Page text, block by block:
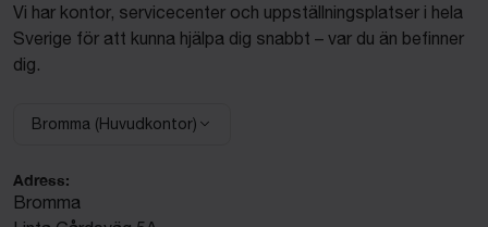
Vi har kontor, servicecenter och uppställningsplatser i hela
Sverige för att kunna hjälpa dig snabbt – var du än befinner
dig.
Välj anläggning:
Bromma (Huvudkontor)
Adress:
Bromma